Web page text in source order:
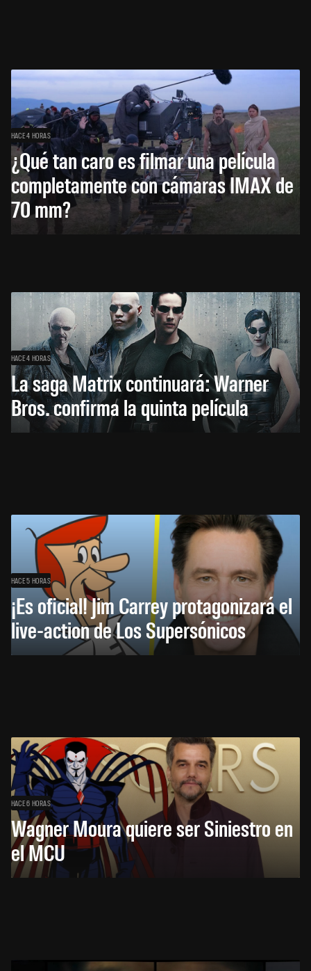
HACE 4 HORAS
¿Qué tan caro es filmar una película
completamente con cámaras IMAX de
70 mm?
HACE 4 HORAS
La saga Matrix continuará: Warner
Bros. confirma la quinta película
HACE 5 HORAS
¡Es oficial! Jim Carrey protagonizará el
live-action de Los Supersónicos
HACE 6 HORAS
Wagner Moura quiere ser Siniestro en
el MCU